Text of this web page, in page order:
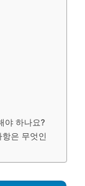
야 하나요?
은 무엇인